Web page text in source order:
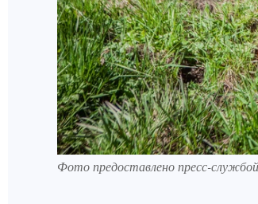
Фото предоставлено пресс-